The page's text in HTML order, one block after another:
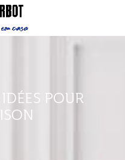
POUR